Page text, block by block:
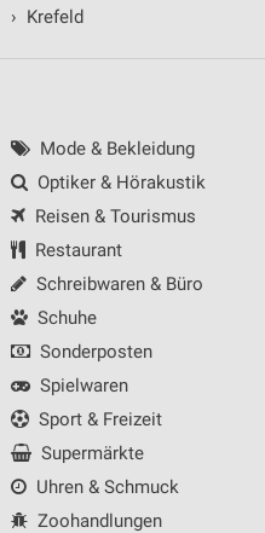
› Krefeld
Mode & Bekleidung
Optiker & Hörakustik
Reisen & Tourismus
Restaurant
Schreibwaren & Büro
Schuhe
Sonderposten
Spielwaren
Sport & Freizeit
Supermärkte
Uhren & Schmuck
Zoohandlungen